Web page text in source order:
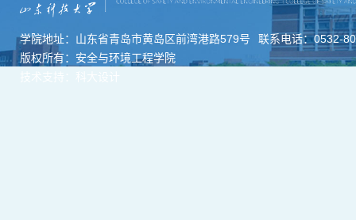
学院地址：山东省青岛市黄岛区前湾港路579号
联系电话：0532-
版权所有：安全与环境工程学院